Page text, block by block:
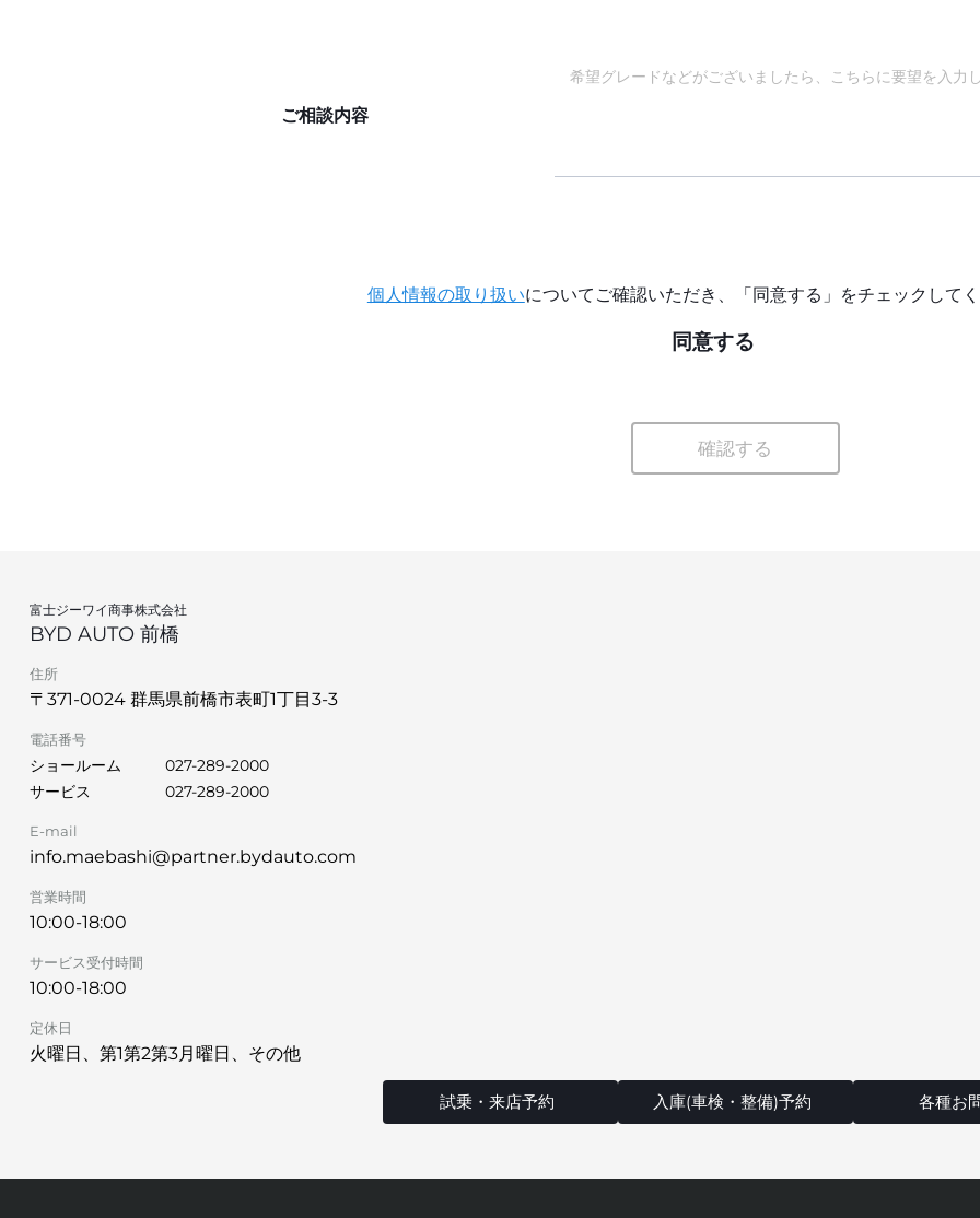
ご相談内容
個人情報の取り扱いについてご確認いただき、「同意する」をチェックして
同意する
確認する
富士ジーワイ商事株式会社
BYD AUTO 前橋
住所
〒371-0024 群馬県前橋市表町1丁目3-3
電話番号
ショールーム
027-289-2000
サービス
027-289-2000
E-mail
info.maebashi@partner.bydauto.com
営業時間
10:00-18:00
サービス受付時間
10:00-18:00
定休日
火曜日、第1第2第3月曜日、その他
試乗・来店予約 入庫(車検・整備)予約 各種お